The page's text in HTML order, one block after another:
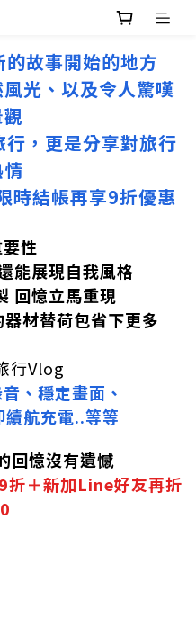
故事開始的地方
光、以及令人驚嘆
，更是分享對旅行
時結帳再享9折優惠
性
能展現自我風格
回憶立馬重現
材替荷包省下更多
行Vlog
、穩定畫面、
航充電..等等
回憶沒有遺憾
＋新加Line好友再折